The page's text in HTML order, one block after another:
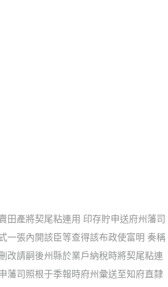
田產將契尾粘連用 印存貯申送府州藩司
一張內開該臣等查得該布政使富明 奏稱
改請嗣後州縣於業戶納稅時將契尾粘連
藩司照根于季報時府州彙送至知府直隸